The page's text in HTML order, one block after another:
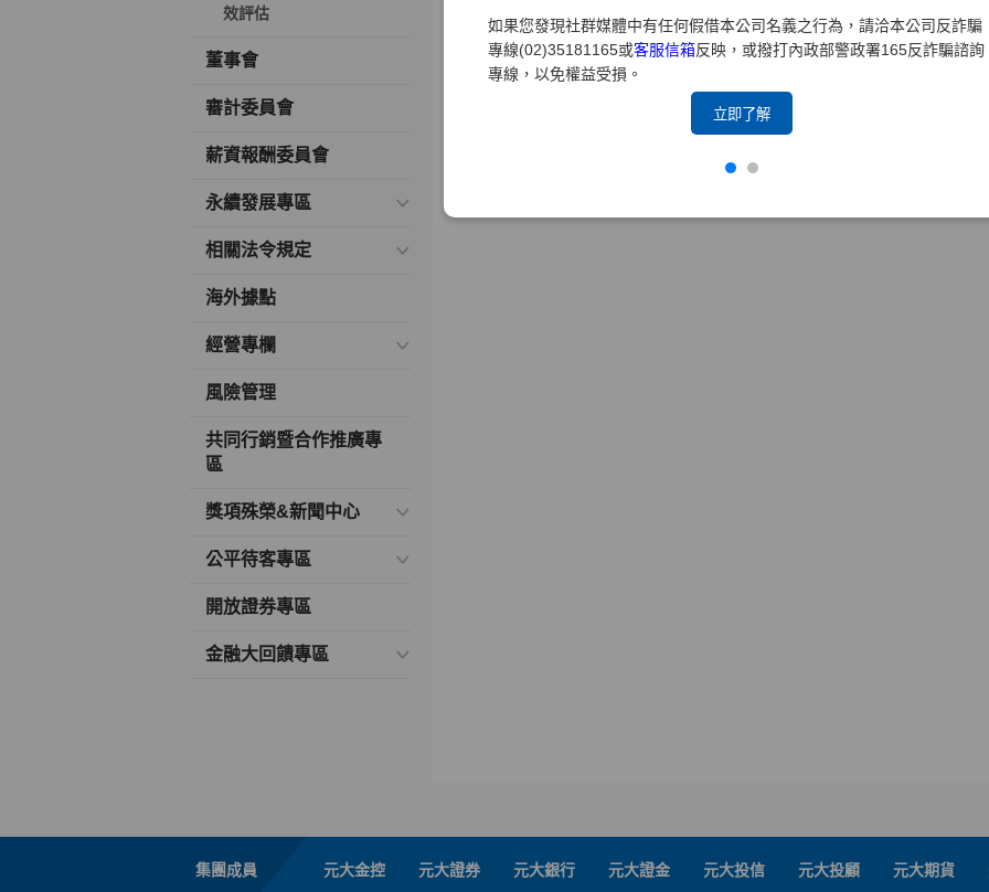
如果您發現社群媒體中有任何假借本公司名義之行為，請洽本公司反詐騙
專線(02)35181165或客服信箱反映，或撥打內政部警政署165反詐騙諮詢
專線，以免權益受損。
立即了解
效評估
董事會
審計委員會
薪資報酬委員會
永續發展專區
相關法令規定
海外據點
經營專欄
風險管理
共同行銷暨合作推廣專
區
獎項殊榮&新聞中心
公平待客專區
開放證券專區
金融大回饋專區
集團成員 元大金控 元大證券 元大銀行 元大證金 元大投信 元大投顧 元大期貨